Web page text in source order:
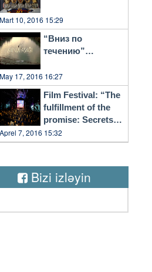
Mart 10, 2016 15:29
“Вниз по
течению”…
May 17, 2016 16:27
Film Festival: “The
fulfillment of the
promise: Secrets
of Vilnius”
Aprel 7, 2016 15:32
Bizi izləyin